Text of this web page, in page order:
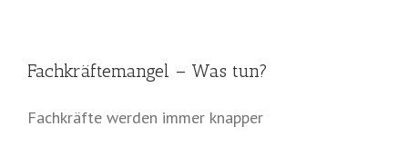
Fachkräftemangel – Was tun?
Fachkräfte werden immer knapper